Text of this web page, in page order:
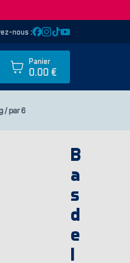
nous :
Panier
0.00 €
/ par 6
B
a
s
d
e
l